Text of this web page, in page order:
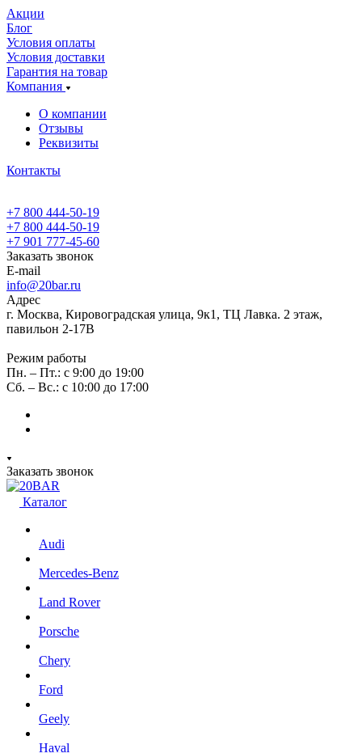
Акции
Блог
Условия оплаты
Условия доставки
Гарантия на товар
Компания
О компании
Отзывы
Реквизиты
Контакты
+7 800 444-50-19
+7 800 444-50-19
+7 901 777-45-60
Заказать звонок
E-mail
info@20bar.ru
Адрес
г. Москва, Кировоградская улица, 9к1, ТЦ Лавка. 2 этаж,
павильон 2-17В
Режим работы
Пн. – Пт.: с 9:00 до 19:00
Сб. – Вс.: с 10:00 до 17:00
Заказать звонок
Каталог
Audi
Mercedes-Benz
Land Rover
Porsche
Chery
Ford
Geely
Haval